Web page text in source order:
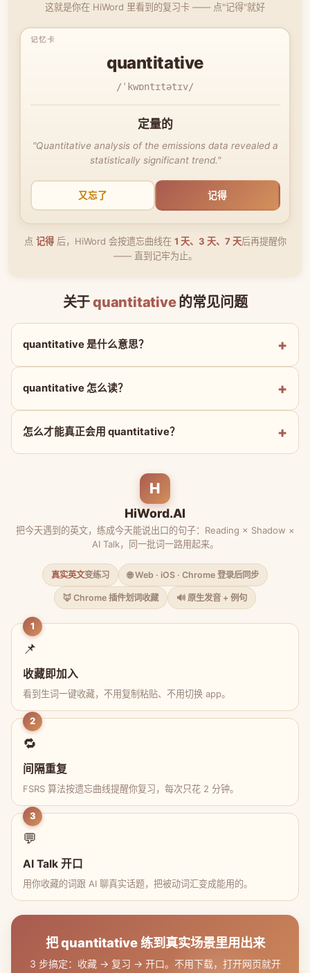
这就是你在 HiWord 里看到的复习卡 —— 点"记得"就好
quantitative
/ˈkwɒntɪtətɪv/
定量的
"Quantitative analysis of the emissions data revealed a
statistically significant trend."
又忘了 记得
点 记得后，HiWord 会按遗忘曲线在 1 天、3 天、7 天后再提醒你
—— 直到记牢为止。
关于quantitative的常见问题
quantitative 是什么意思？
quantitative 怎么读？
怎么才能真正会用 quantitative？
H
HiWord.AI
把今天遇到的英文，练成今天能说出口的句子：Reading × Shadow ×
AI Talk，同一批词一路用起来。
真实英文变练习 🌐 Web · iOS · Chrome 登录后同步
🦊 Chrome 插件划词收藏 🔊 原生发音 + 例句
1
📌
收藏即加入
看到生词一键收藏，不用复制粘贴、不用切换 app。
2
🔁
间隔重复
FSRS 算法按遗忘曲线提醒你复习，每次只花 2 分钟。
3
💬
AI Talk 开口
用你收藏的词跟 AI 聊真实话题，把被动词汇变成能用的。
把 quantitative 练到真实场景里用出来
3 步搞定：收藏 → 复习 → 开口。不用下载，打开网页就开